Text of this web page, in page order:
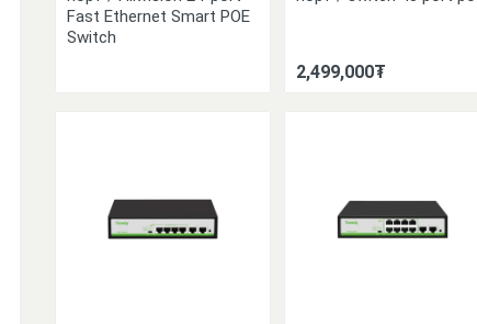
Fast Ethernet Smart POE
Switch
2,499,000₮